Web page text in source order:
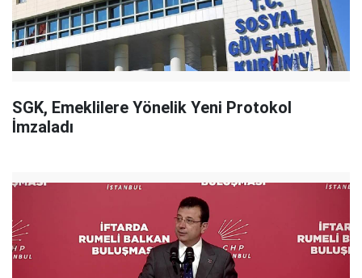
SGK, Emeklilere Yönelik Yeni Protokol
İmzaladı